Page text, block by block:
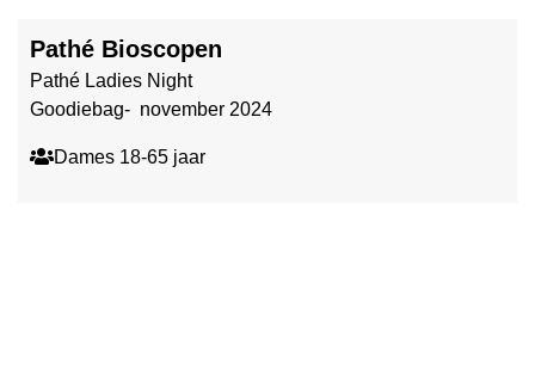
Pathé Bioscopen
Pathé Ladies Night
Goodiebag- november 2024
Dames 18-65 jaar